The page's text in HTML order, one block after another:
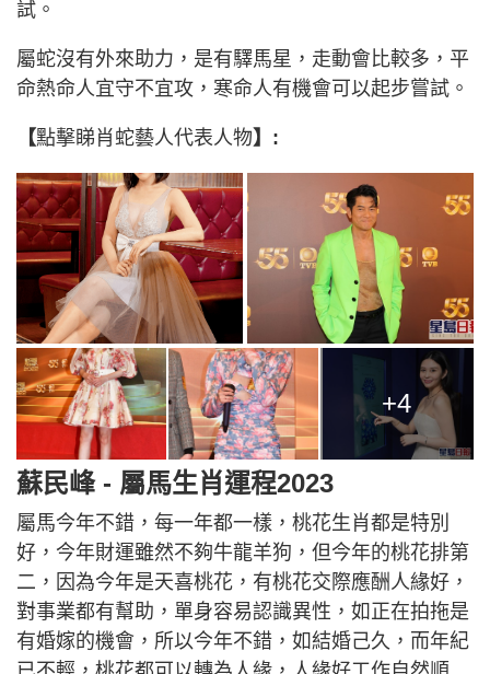
試。
屬蛇沒有外來助力，是有驛馬星，走動會比較多，平
命熱命人宜守不宜攻，寒命人有機會可以起步嘗試。
【點擊睇肖蛇藝人代表人物】:
+4
蘇民峰 - 屬馬生肖運程2023
屬馬今年不錯，每一年都一樣，桃花生肖都是特別
好，今年財運雖然不夠牛龍羊狗，但今年的桃花排第
二，因為今年是天喜桃花，有桃花交際應酬人緣好，
對事業都有幫助，單身容易認識異性，如正在拍拖是
有婚嫁的機會，所以今年不錯，如結婚己久，而年紀